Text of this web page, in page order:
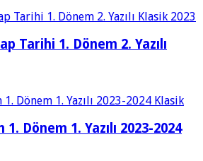
Tarihi 1. Dönem 2. Yazılı
1. Dönem 1. Yazılı 2023-2024